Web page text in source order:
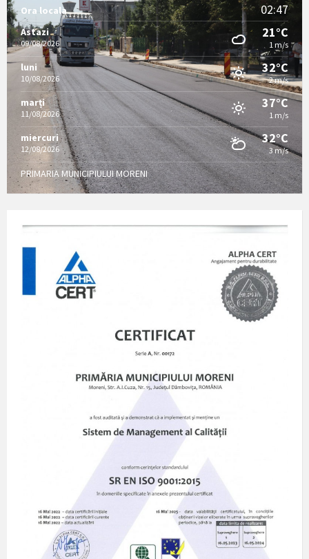
Ora locala 02:47
Astazi
09/08/2026
21°C
1 m/s
luni
10/08/2026
32°C
2 m/s
marți
11/08/2026
37°C
1 m/s
miercuri
12/08/2026
32°C
3 m/s
PRIMARIA MUNICIPIULUI MORENI